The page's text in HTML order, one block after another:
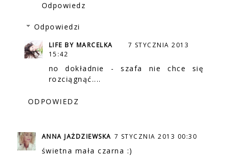
Odpowiedz
Odpowiedzi
LIFE BY MARCELKA
7 STYCZNIA 2013
15:42
no dokładnie - szafa nie chce się
rozciągnąć....
ODPOWIEDZ
ANNA JAŻDZIEWSKA 7 STYCZNIA 2013 00:30
świetna mała czarna :)